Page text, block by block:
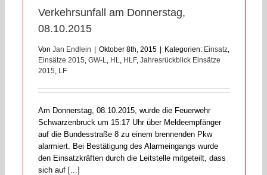
Verkehrsunfall am Donnerstag,
08.10.2015
Von Jan Endlein | Oktober 8th, 2015 | Kategorien: Einsatz
Einsätze 2015 GW-L HL HLF, Jahresrückblick Einsätze
2015 LF
Am Donnerstag, 08.10.2015, wurde die Feuerwehr
Schwarzenbruck um 15:17 Uhr über Meldeempfänger
auf die Bundesstraße 8 zu einem brennenden Pkw
alarmiert. Bei Bestätigung des Alarmeingangs wurde
den Einsatzkräften durch die Leitstelle mitgeteilt, dass
sich auf [...]